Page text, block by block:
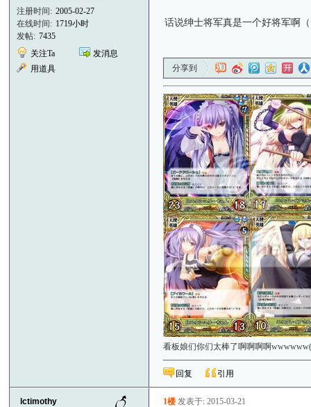
注册时间: 2005-02-27
在线时间: 1719小时
发帖: 7435
关注Ta
发消息
用道具
话说绅士将军真是一个好将军啊
分享到
看板娘们你们太棒了啊啊啊啊
回复 引用
lctimothy 1楼 发表于: 2015-03-21